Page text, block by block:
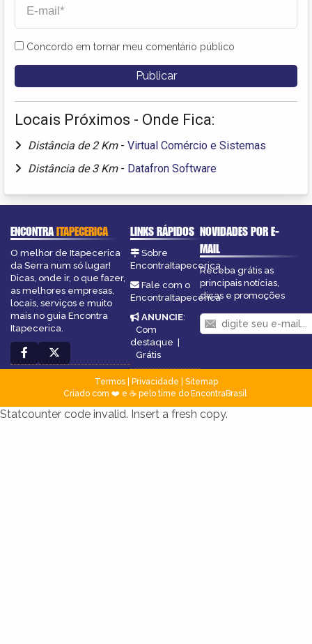
Concordo em tornar meu comentário público
Locais Próximos - Onde Fica:
Distância de 2 Km - Virtual Comércio e Sistemas
Distância de 3 Km - Datafron Software
ENCONTRAITAPECERICA
O melhor de Itapecerica
da Serra num só lugar!
Dicas, onde ir, o que fazer,
as melhores empresas,
locais, serviços e muito
mais no guia Encontra
Itapecerica.
LINKS RÁPIDOS
Sobre
EncontraItapecerica
Fale com o
EncontraItapecerica
ANUNCIE:
Com
destaque |
Grátis
NOVIDADES POR E-
MAIL
Receba grátis as
principais notícias,
dicas e promoções
Termos| Privacidade
Sitemap
Criado com ❤️ e ☕ pelo time do EncontraBrasil
Statcounter code invalid. Insert a fresh copy.